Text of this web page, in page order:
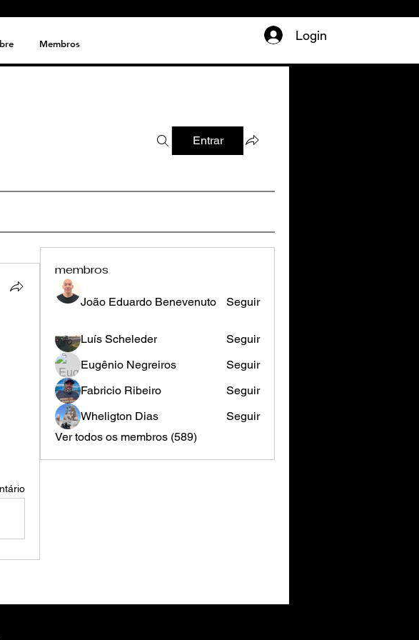
Membros
Login
Entrar
membros
João Eduardo Benevenuto Seguir
Luís Scheleder
Seguir
Eugênio Negreiros
Seguir
Fabricio Ribeiro
Seguir
Wheligton Dias
Seguir
Ver todos os membros (589)